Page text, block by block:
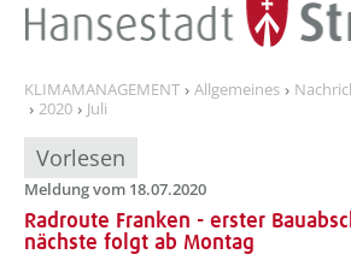
KLIMAMANAGEMENT Allgemeines
2020
Juli
Vorlesen
Meldung vom 18.07.2020
Radroute Franken - erster
nächste folgt ab Montag